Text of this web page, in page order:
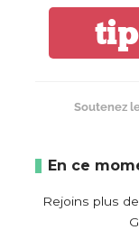
Soutenez
En ce
Rejoins plus